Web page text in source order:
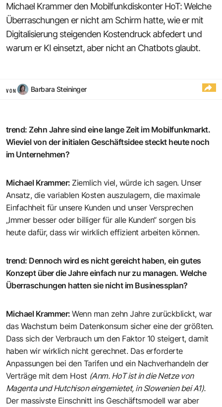
Michael Krammer den Mobilfunkdiskonter HoT: Welche
Überraschungen er nicht am Schirm hatte, wie er mit
Digitalisierung steigenden Kostendruck abfedert und
warum er KI einsetzt, aber nicht an Chatbots glaubt.
VON Barbara Steininger
trend:Zehn Jahre sind eine lange Zeit im Mobilfunkmarkt.
Wieviel von der initialen Geschäftsidee steckt heute noch
im Unternehmen?
Michael Krammer: Ziemlich viel, würde ich sagen. Unser
Ansatz, die variablen Kosten auszulagern, die maximale
Einfachheit für unsere Kunden und unser Versprechen
„Immer besser oder billiger für alle Kunden“ sorgen bis
heute dafür, dass wir wirklich effizient arbeiten können.
trend: Dennoch wird es nicht gereicht haben, ein gutes
Konzept über die Jahre einfach nur zu managen. Welche
Überraschungen hatten sie nicht im Businessplan?
Michael Krammer:Wenn man zehn Jahre zurückblickt, war
das Wachstum beim Datenkonsum sicher eine der größten.
Dass sich der Verbrauch um den Faktor 10 steigert, damit
haben wir wirklich nicht gerechnet. Das erforderte
Anpassungen bei den Tarifen und ein Nachverhandeln der
Verträge mit dem Host (Anm. HoT ist in die Netze von
Magenta und Hutchison eingemietet, in Slowenien bei A1).
Der massivste Einschnitt ins Geschäftsmodell war aber